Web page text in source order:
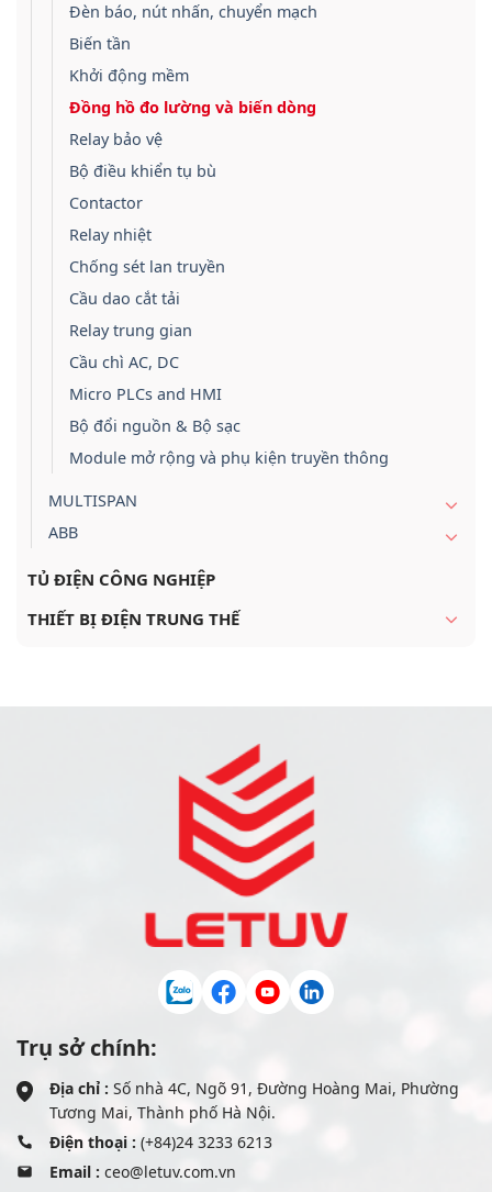
Đèn báo, nút nhấn, chuyển mạch
Biến tần
Khởi động mềm
Đồng hồ đo lường và biến dòng
Relay bảo vệ
Bộ điều khiển tụ bù
Contactor
Relay nhiệt
Chống sét lan truyền
Cầu dao cắt tải
Relay trung gian
Cầu chì AC, DC
Micro PLCs and HMI
Bộ đổi nguồn & Bộ sạc
Module mở rộng và phụ kiện truyền thông
MULTISPAN
ABB
TỦ ĐIỆN CÔNG NGHIỆP
THIẾT BỊ ĐIỆN TRUNG THẾ
Trụ sở chính:
Địa chỉ : Số nhà 4C, Ngõ 91, Đường Hoàng Mai, Phường
Tương Mai, Thành phố Hà Nội.
Điện thoại : (+84)24 3233 6213
Email : ceo@letuv.com.vn